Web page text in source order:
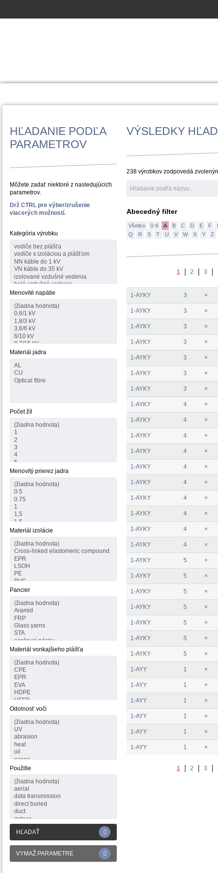
HĽADANIE PODĽA
PARAMETROV
Môžete zadať niektoré z nasledujúcich
parametrov.
Drž CTRL pre výber/zrušenie
viacerých možností.
Kategória výrobku
Menovité napätie
Materiál jadra
Počet žíl
Menovitý prierez jadra
Materiál izolácie
Pancier
Materiál vonkajšieho plášťa
Odolnosť voči
Použitie
HĽADAŤ
VYMAŽ PARAMETRE
VÝSLEDKY
238 výrobkov zodpovedá
Abecedný filter
Všetko 0-9 A B C D E F
Q
R S T U V W X Y Z
1 2 3
1-AYKY 3 ×
1-AYKY 3 ×
1-AYKY 3 ×
1-AYKY 3 ×
1-AYKY 3 ×
1-AYKY 3 ×
1-AYKY 3 ×
1-AYKY 4 ×
1-AYKY 4 ×
1-AYKY 4 ×
1-AYKY 4 ×
1-AYKY 4 ×
1-AYKY 4 ×
1-AYKY 4 ×
1-AYKY 4 ×
1-AYKY 4 ×
1-AYKY 4 ×
1-AYKY 5 ×
1-AYKY 5 ×
1-AYKY 5 ×
1-AYKY 5 ×
1-AYKY 5 ×
1-AYKY 5 ×
1-AYKY 5 ×
1-AYY 1 ×
1-AYY 1 ×
1-AYY 1 ×
1-AYY 1 ×
1-AYY 1 ×
1-AYY 1 ×
1 2 3